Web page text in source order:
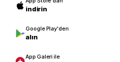
indirin
Google Play'den
alın
App Galeri ile